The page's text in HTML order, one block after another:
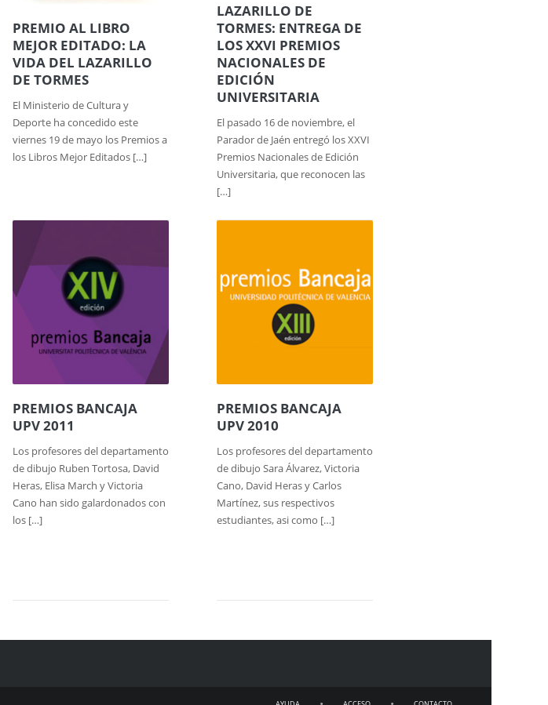
LAZARILLO DE
TORMES: ENTREGA DE
LOS XXVI PREMIOS
NACIONALES DE
EDICIÓN
UNIVERSITARIA
El pasado 16 de noviembre, el
Parador de Jaén entregó los XXVI
Premios Nacionales de Edición
Universitaria, que reconocen las
[…]
PREMIO AL LIBRO
MEJOR EDITADO: LA
VIDA DEL LAZARILLO
DE TORMES
El Ministerio de Cultura y
Deporte ha concedido este
viernes 19 de mayo los Premios a
los Libros Mejor Editados […]
PREMIOS BANCAJA
UPV 2011
Los profesores del departamento
de dibujo Ruben Tortosa, David
Heras, Elisa March y Victoria
Cano han sido galardonados con
los […]
PREMIOS BANCAJA
UPV 2010
Los profesores del departamento
de dibujo Sara Álvarez, Victoria
Cano, David Heras y Carlos
Martínez, sus respectivos
estudiantes, asi como […]